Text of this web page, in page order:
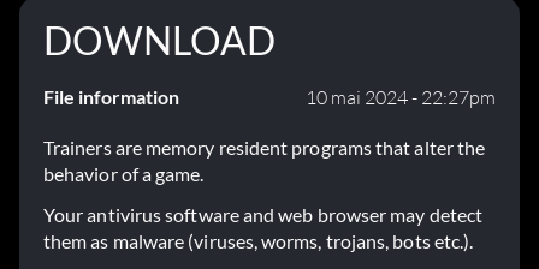
DOWNLOAD
File information 10 mai 2024 - 22:27pm
Trainers are memory resident programs that alter the
behavior of a game.
Your antivirus software and web browser may detect
them as malware (viruses, worms, trojans, bots etc.).